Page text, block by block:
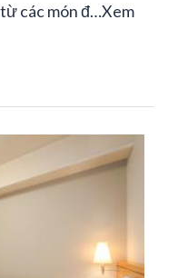
các món đ…Xem